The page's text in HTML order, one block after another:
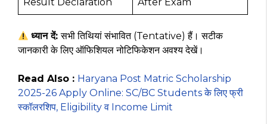
ध्यान दें:सभी तिथियां संभावित (Tentative) हैं। सटीक
जानकारी के लिए ऑफिशियल नोटिफिकेशन अवश्य देखें।
Read Also : Haryana Post Matric Scholarship
2025-26 Apply Online: SC/BC Students के लिए फ्री
स्कॉलरशिप, Eligibility व Income Limit